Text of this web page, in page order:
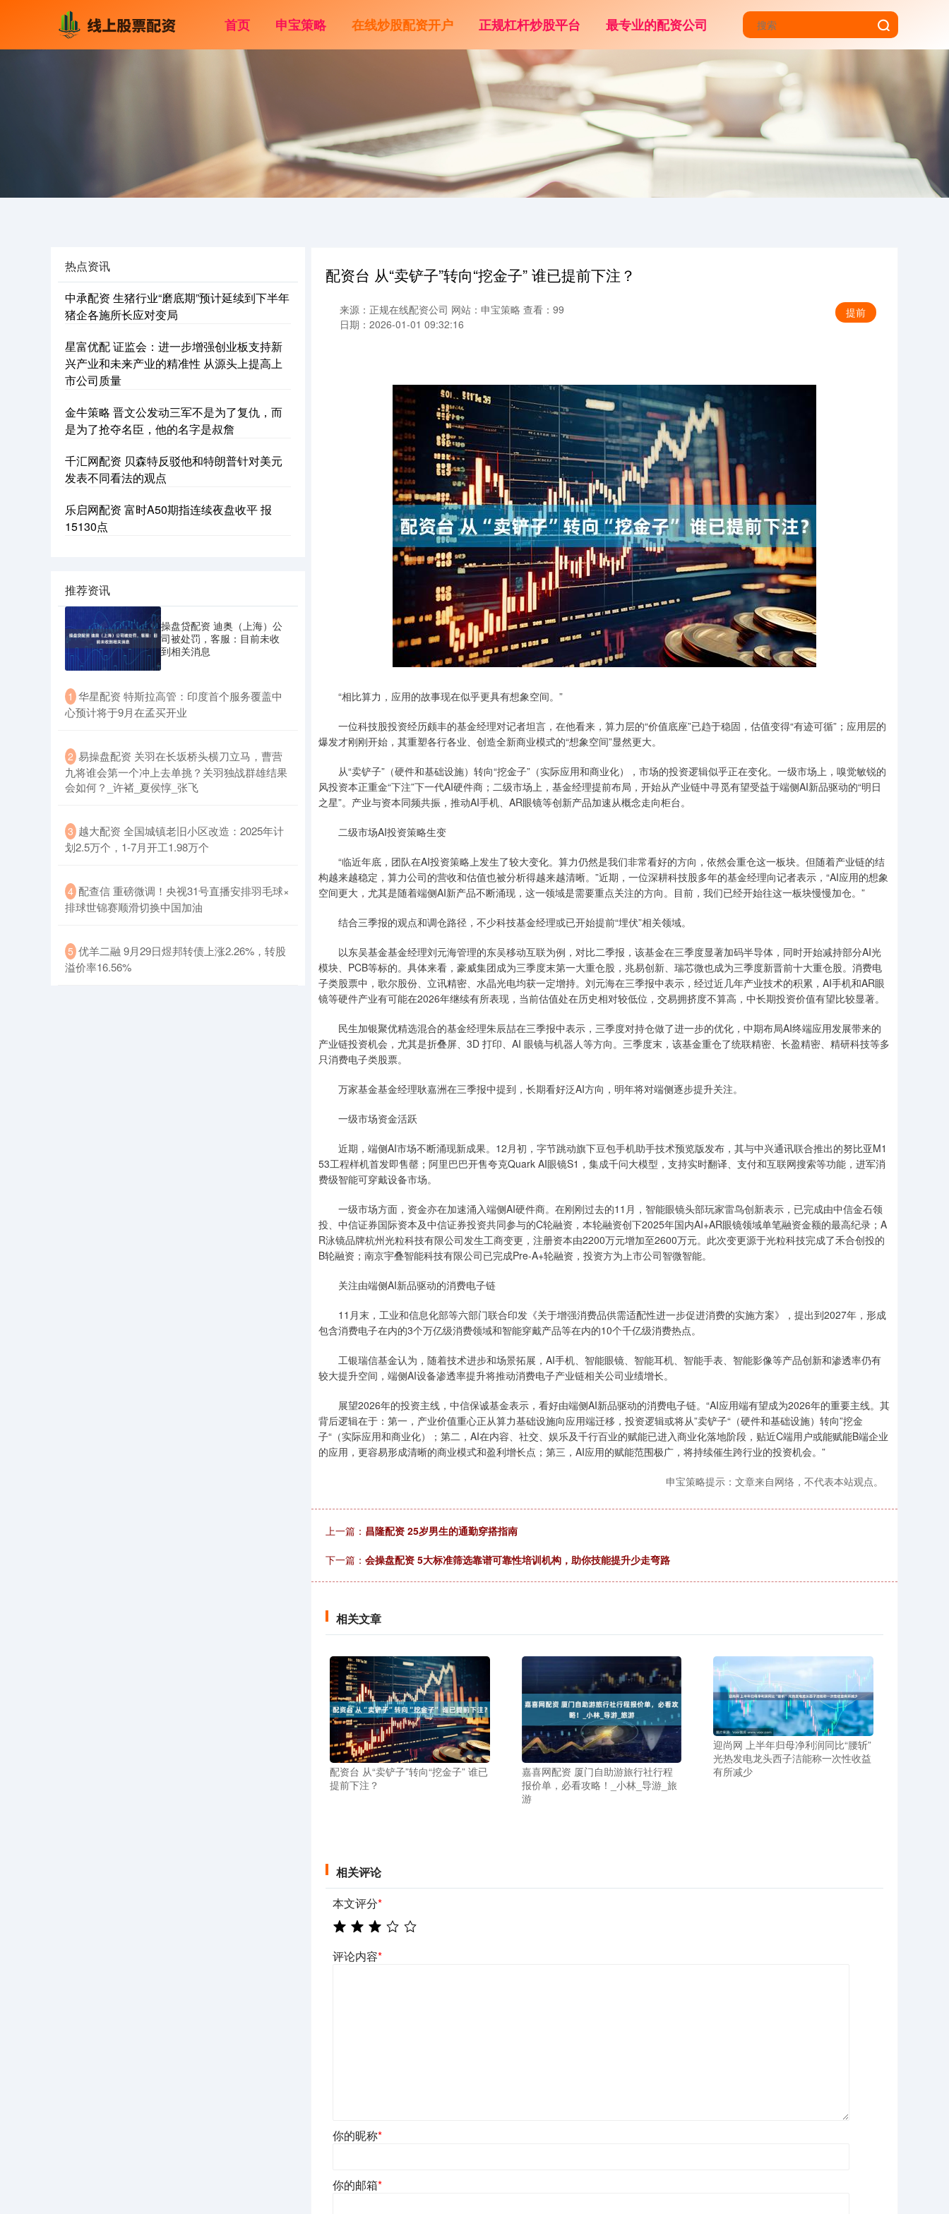
首页 申宝策略 在线炒股配资开户 正规杠杆炒股平台 最专业的配资公司
配资台 从“卖铲子”转向“挖金子” 谁已提前下注？
提前
来源：正规在线配资公司 网站：申宝策略 查看：99
日期：2026-01-01 09:32:16
“相比算力，应用的故事现在似乎更具有想象空间。”
一位科技股投资经历颇丰的基金经理对记者坦言，在他看来，算力层的“价值底座”已趋于稳固，估值变得“有迹可循”；应用层的
爆发才刚刚开始，其重塑各行各业、创造全新商业模式的“想象空间”显然更大。
从“卖铲子”（硬件和基础设施）转向“挖金子”（实际应用和商业化），市场的投资逻辑似乎正在变化。一级市场上，嗅觉敏锐的
风投资本正重金“下注”下一代AI硬件商；二级市场上，基金经理提前布局，开始从产业链中寻觅有望受益于端侧AI新品驱动的“明日
之星”。产业与资本同频共振，推动AI手机、AR眼镜等创新产品加速从概念走向柜台。
二级市场AI投资策略生变
“临近年底，团队在AI投资策略上发生了较大变化。算力仍然是我们非常看好的方向，依然会重仓这一板块。但随着产业链的结
构越来越稳定，算力公司的营收和估值也被分析得越来越清晰。”近期，一位深耕科技股多年的基金经理向记者表示，“AI应用的想象
空间更大，尤其是随着端侧AI新产品不断涌现，这一领域是需要重点关注的方向。目前，我们已经开始往这一板块慢慢加仓。”
结合三季报的观点和调仓路径，不少科技基金经理或已开始提前“埋伏”相关领域。
以东吴基金基金经理刘元海管理的东吴移动互联为例，对比二季报，该基金在三季度显著加码半导体，同时开始减持部分AI光
模块、PCB等标的。具体来看，豪威集团成为三季度末第一大重仓股，兆易创新、瑞芯微也成为三季度新晋前十大重仓股。消费电
子类股票中，歌尔股份、立讯精密、水晶光电均获一定增持。刘元海在三季报中表示，经过近几年产业技术的积累，AI手机和AR眼
镜等硬件产业有可能在2026年继续有所表现，当前估值处在历史相对较低位，交易拥挤度不算高，中长期投资价值有望比较显著。
民生加银聚优精选混合的基金经理朱辰喆在三季报中表示，三季度对持仓做了进一步的优化，中期布局AI终端应用发展带来的
产业链投资机会，尤其是折叠屏、3D 打印、AI 眼镜与机器人等方向。三季度末，该基金重仓了统联精密、长盈精密、精研科技等多
只消费电子类股票。
万家基金基金经理耿嘉洲在三季报中提到，长期看好泛AI方向，明年将对端侧逐步提升关注。
一级市场资金活跃
近期，端侧AI市场不断涌现新成果。12月初，字节跳动旗下豆包手机助手技术预览版发布，其与中兴通讯联合推出的努比亚M1
53工程样机首发即售罄；阿里巴巴开售夸克Quark AI眼镜S1，集成千问大模型，支持实时翻译、支付和互联网搜索等功能，进军消
费级智能可穿戴设备市场。
一级市场方面，资金亦在加速涌入端侧AI硬件商。在刚刚过去的11月，智能眼镜头部玩家雷鸟创新表示，已完成由中信金石领
投、中信证券国际资本及中信证券投资共同参与的C轮融资，本轮融资创下2025年国内AI+AR眼镜领域单笔融资金额的最高纪录；A
R泳镜品牌杭州光粒科技有限公司发生工商变更，注册资本由2200万元增加至2600万元。此次变更源于光粒科技完成了禾合创投的
B轮融资；南京宇叠智能科技有限公司已完成Pre-A+轮融资，投资方为上市公司智微智能。
关注由端侧AI新品驱动的消费电子链
11月末，工业和信息化部等六部门联合印发《关于增强消费品供需适配性进一步促进消费的实施方案》，提出到2027年，形成
包含消费电子在内的3个万亿级消费领域和智能穿戴产品等在内的10个千亿级消费热点。
工银瑞信基金认为，随着技术进步和场景拓展，AI手机、智能眼镜、智能耳机、智能手表、智能影像等产品创新和渗透率仍有
较大提升空间，端侧AI设备渗透率提升将推动消费电子产业链相关公司业绩增长。
展望2026年的投资主线，中信保诚基金表示，看好由端侧AI新品驱动的消费电子链。“AI应用端有望成为2026年的重要主线。其
背后逻辑在于：第一，产业价值重心正从算力基础设施向应用端迁移，投资逻辑或将从”卖铲子“（硬件和基础设施）转向”挖金
子“（实际应用和商业化）；第二，AI在内容、社交、娱乐及千行百业的赋能已进入商业化落地阶段，贴近C端用户或能赋能B端企业
的应用，更容易形成清晰的商业模式和盈利增长点；第三，AI应用的赋能范围极广，将持续催生跨行业的投资机会。”
申宝策略提示：文章来自网络，不代表本站观点。
上一篇： 昌隆配资 25岁男生的通勤穿搭指南
下一篇： 会操盘配资 5大标准筛选靠谱可靠性培训机构，助你技能提升少走弯路
相关文章
配资台 从“卖铲子”转向“挖金子” 谁已
提前下注？
嘉喜网配资 厦门自助游旅行社行程
报价单，必看攻略！_小林_导游_旅
游
迎尚网 上半年归母净利润同比“腰斩”
光热发电龙头西子洁能称一次性收益
有所减少
相关评论
本文评分*
评论内容*
你的昵称*
你的邮箱*
热点资讯
中承配资 生猪行业“磨底期”预计延续到下半年
猪企各施所长应对变局
星富优配 证监会：进一步增强创业板支持新
兴产业和未来产业的精准性 从源头上提高上
市公司质量
金牛策略 晋文公发动三军不是为了复仇，而
是为了抢夺名臣，他的名字是叔詹
千汇网配资 贝森特反驳他和特朗普针对美元
发表不同看法的观点
乐启网配资 富时A50期指连续夜盘收平 报
15130点
推荐资讯
操盘贷配资 迪奥（上海）公
司被处罚，客服：目前未收
到相关消息
1 ​华星配资 特斯拉高管：印度首个服务覆盖中
心预计将于9月在孟买开业
2 ​易操盘配资 关羽在长坂桥头横刀立马，曹营
九将谁会第一个冲上去单挑？关羽独战群雄结果
会如何？_许褚_夏侯惇_张飞
3 ​越大配资 全国城镇老旧小区改造：2025年计
划2.5万个，1-7月开工1.98万个
4 ​配查信 重磅微调！央视31号直播安排羽毛球×
排球世锦赛顺滑切换中国加油
5 ​优羊二融 9月29日煜邦转债上涨2.26%，转股
溢价率16.56%